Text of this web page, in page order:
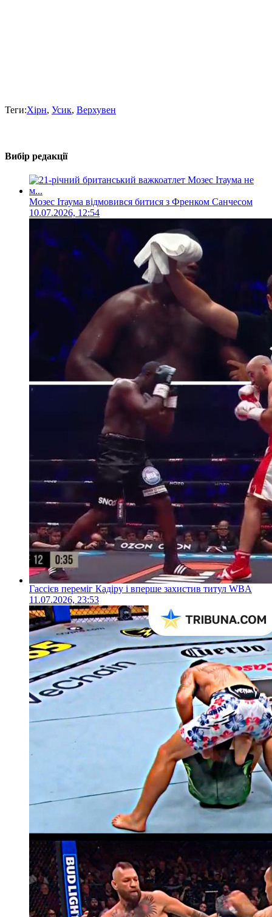
Теги:Хірн, Усик, Верхувен
Вибір редакції
Мозес Ітаума відмовився битися з Френком Санчесом
10.07.2026, 12:54
Гассієв переміг Кадіру і вперше захистив титул WBA
11.07.2026, 23:53